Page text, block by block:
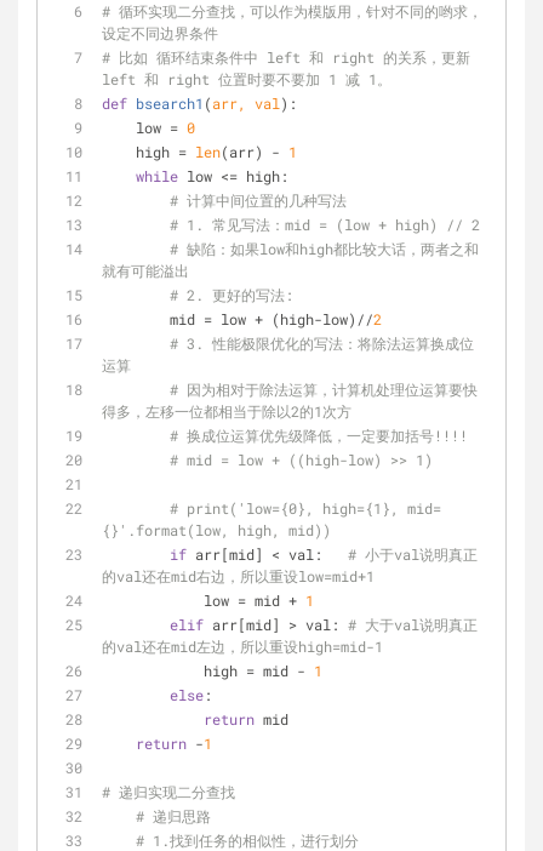
# 循环实现二分查找，可以作为模版用，针对不同的哟求，
设定不同边界条件
# 比如 循环结束条件中 left 和 right 的关系，更新
left 和 right 位置时要不要加 1 减 1。
def bsearch1 (arr, val ):
    low =
0
    high =
len(arr) - 1
while low <= high:
# 计算中间位置的几种写法
# 1. 常见写法：mid = (low + high) // 2
# 缺陷：如果low和high都比较大话，两者之和
就有可能溢出
# 2. 更好的写法:
        mid = low + (high-low)//
2
# 3. 性能极限优化的写法：将除法运算换成位
运算
# 因为相对于除法运算，计算机处理位运算要快
得多，左移一位都相当于除以2的1次方
# 换成位运算优先级降低，一定要加括号!!!!
# mid = low + ((high-low) >> 1)
# print('low={0}, high={1}, mid=
{}'.format(low, high, mid))
if arr[mid] < val: # 小于val说明真正
的val还在mid右边，所以重设low=mid+1
            low = mid +
1
elif arr[mid] > val: # 大于val说明真正
的val还在mid左边，所以重设high=mid-1
            high = mid -
1
else:
return mid
return -1
# 递归实现二分查找
# 递归思路
# 1.找到任务的相似性，进行划分